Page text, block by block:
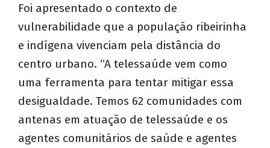
Foi apresentado o contexto de
vulnerabilidade que a população ribeirinha
e indígena vivenciam pela distância do
centro urbano. “A telessaúde vem como
uma ferramenta para tentar mitigar essa
desigualdade. Temos 62 comunidades com
antenas em atuação de telessaúde e os
agentes comunitários de saúde e agentes